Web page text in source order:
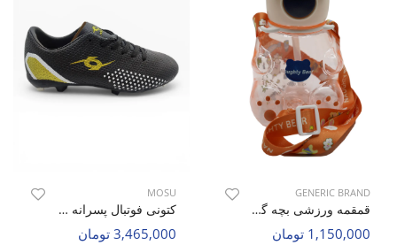
GENERIC BRAND
قمقمه ورزشی بچه گانه بدون برند Bear Bottle C
1,150,000 تومان
MOSU
کتونی فوتبال پسرانه MOSU Cleat Core J
3,465,000 تومان